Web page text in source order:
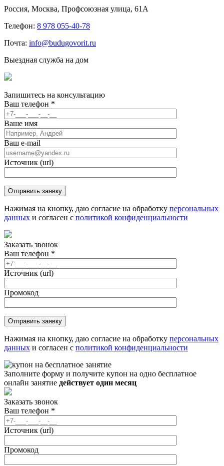
Россия, Москва, Профсоюзная улица, 61А
Телефон: 8 978 055-40-78
Почта: info@budugovorit.ru
Выездная служба на дом
Запишитесь на консультацию
Ваш телефон *
Ваше имя
Ваш e-mail
Источник (url)
Нажимая на кнопку, даю согласие на обработку персональных
данных и согласен с политикой конфиденциальности
Заказать звонок
Ваш телефон *
Источник (url)
Промокод
Нажимая на кнопку, даю согласие на обработку персональных
данных и согласен с политикой конфиденциальности
Заполните форму и получите купон на одно бесплатное
онлайн занятие действует один месяц
Заказать звонок
Ваш телефон *
Источник (url)
Промокод